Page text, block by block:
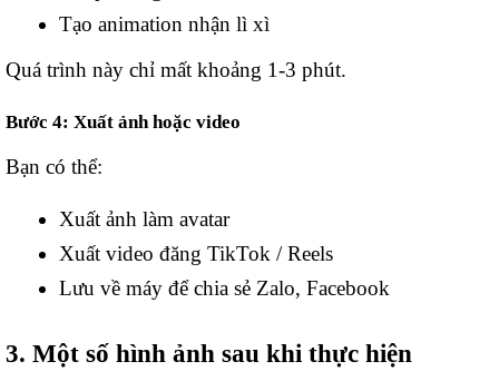
Tạo animation nhận lì xì
Quá trình này chỉ mất khoảng 1-3 phút.
Bước 4: Xuất ảnh hoặc video
Bạn có thể:
Xuất ảnh làm avatar
Xuất video đăng TikTok / Reels
Lưu về máy để chia sẻ Zalo, Facebook
3. Một số hình ảnh sau khi thực hiện